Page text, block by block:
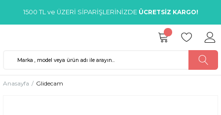
1500 TL ve ÜZERİ SİPARİŞLERİNİZDE ÜCRETSİZ KARGO!
Anasayfa Glidecam